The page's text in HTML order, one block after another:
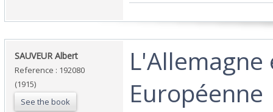
‎SAUVEUR Albert‎
Reference : 192080
(1915)
See the book
Européenne‎